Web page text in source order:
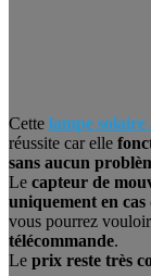
Cette lampe
réussite car elle
sans aucun
Le capteur de
uniquement en cas
vous pourrez
télécommande.
Le prix reste très